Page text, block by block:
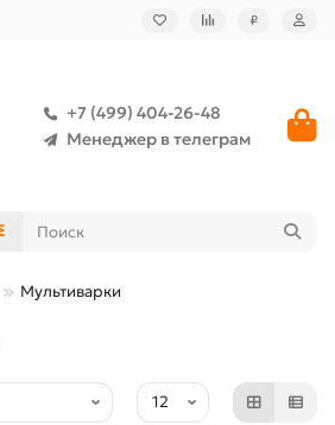
₽
+7 (499) 404-26-48
Менеджер в телеграм
Мультиварки